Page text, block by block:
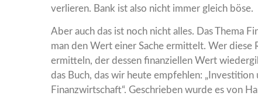
verlieren. Bank ist also nicht immer gleich böse.
Aber auch das ist noch nicht alles. Das Thema
man den Wert einer Sache ermittelt. Wer
ermitteln, der dessen finanziellen Wert
das Buch, das wir heute empfehlen:
Finanzwirtschaft“. Geschrieben wurde es von